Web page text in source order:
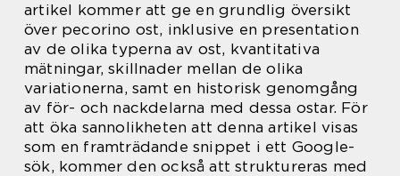
artikel kommer att ge en grundlig översikt
över pecorino ost, inklusive en presentation
av de olika typerna av ost, kvantitativa
mätningar, skillnader mellan de olika
variationerna, samt en historisk genomgång
av för- och nackdelarna med dessa ostar. För
att öka sannolikheten att denna artikel visas
som en framträdande snippet i ett Google-
sök, kommer den också att struktureras med